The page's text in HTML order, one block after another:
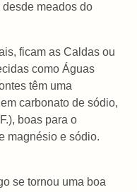
meados do
ficam as Caldas ou
como Águas
têm uma
carbonato de sódio,
boas para o
magnésio e sódio.
se tornou uma boa